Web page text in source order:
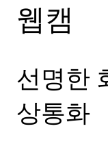
웹캠
선명한
상통화